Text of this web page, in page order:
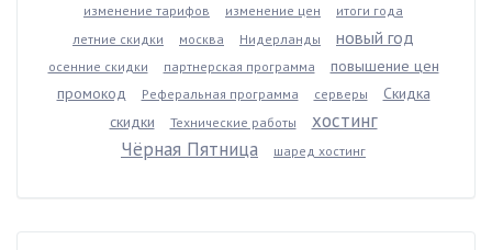
изменение тарифов
изменение цен
итоги года
летние скидки
москва Нидерланды новый год
осенние скидки партнерская программа
повышение цен
промокод
Реферальная программа серверы
Скидка
скидки
Технические работы
хостинг
Чёрная Пятница
шаред хостинг